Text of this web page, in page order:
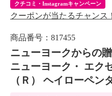
クチコミ・Instagramキャンペーン
クーポンが当たるチャンス！
商品番号：817455
ニューヨークからの
ニューヨーク・ エク
（Ｒ） ヘイローペン